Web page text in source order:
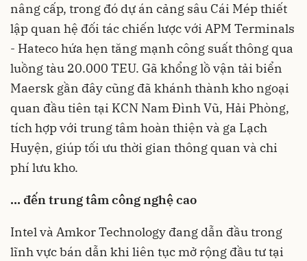
nâng cấp, trong đó dự án cảng sâu Cái Mép thiết
lập quan hệ đối tác chiến lược với APM Terminals
- Hateco hứa hẹn tăng mạnh công suất thông qua
luồng tàu 20.000 TEU. Gã khổng lồ vận tải biển
Maersk gần đây cũng đã khánh thành kho ngoại
quan đầu tiên tại KCN Nam Đình Vũ, Hải Phòng,
tích hợp với trung tâm hoàn thiện và ga Lạch
Huyện, giúp tối ưu thời gian thông quan và chi
phí lưu kho.
… đến trung tâm công nghệ cao
Intel và Amkor Technology đang dẫn đầu trong
lĩnh vực bán dẫn khi liên tục mở rộng đầu tư tại